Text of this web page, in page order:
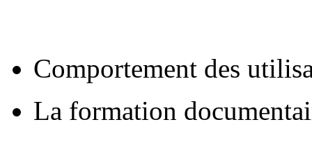
Comportement des
La formation